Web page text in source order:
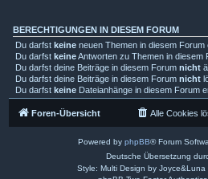
BERECHTIGUNGEN IN DIESEM FORUM
Du darfst keine neuen Themen in diesem Forum
Du darfst keineAntworten zu Themen in diesem
Du darfst deine Beiträge in diesem Forum nicht
Du darfst deine Beiträge in diesem Forum nicht
Du darfst keine Dateianhänge in diesem Forum
Foren-Übersicht Alle Cookies
Powered by phpBB® Forum
Deutsche Übersetzung
Style: Multi Design by Joyce&Luna